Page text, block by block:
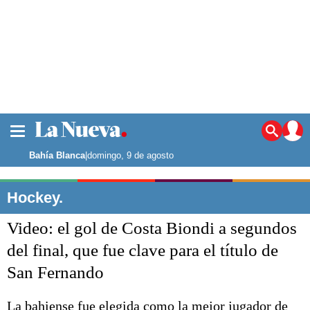
Noticias
La ciudad
Punta Alta
El mundo
Seguridad
Opinión
Liga del Sur
Bahía Blanca|domingo, 9 de agosto
Hockey.
Video: el gol de Costa Biondi a segundos
del final, que fue clave para el título de
San Fernando
La bahiense fue elegida como la mejor jugador de